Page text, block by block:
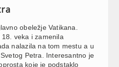
obeležje Vatikana.
veka i zamenila
nalazila na tom mestu a u
Petra. Interesantno je
koje je podstaklo